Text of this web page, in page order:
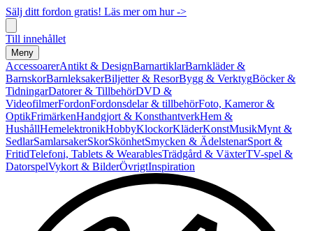
Sälj ditt fordon gratis! Läs mer om hur ->
Till innehållet
Meny
AccessoarerAntikt & DesignBarnartiklarBarnkläder &
BarnskorBarnleksakerBiljetter & ResorBygg & VerktygBöcker &
TidningarDatorer & TillbehörDVD &
VideofilmerFordonFordonsdelar & tillbehörFoto, Kameror &
OptikFrimärkenHandgjort & KonsthantverkHem &
HushållHemelektronikHobbyKlockorKläderKonstMusikMynt &
SedlarSamlarsakerSkorSkönhetSmycken & ÄdelstenarSport &
FritidTelefoni, Tablets & WearablesTrädgård & VäxterTV-spel &
DatorspelVykort & BilderÖvrigtInspiration